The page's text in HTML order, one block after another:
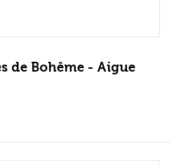
de Bohême - Aigue